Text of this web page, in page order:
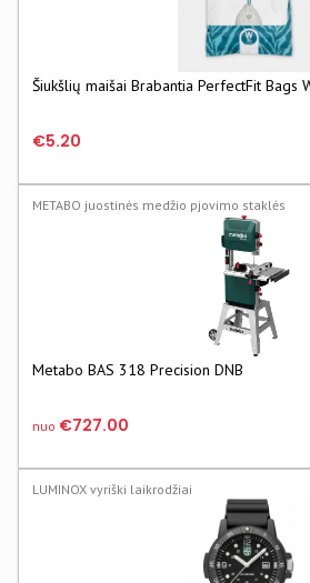
Šiukšlių maišai Brabantia PerfectFit Bags
€5.20
METABO juostinės medžio pjovimo staklės
Metabo BAS 318 Precision DNB
nuo €727.00
LUMINOX vyriški laikrodžiai